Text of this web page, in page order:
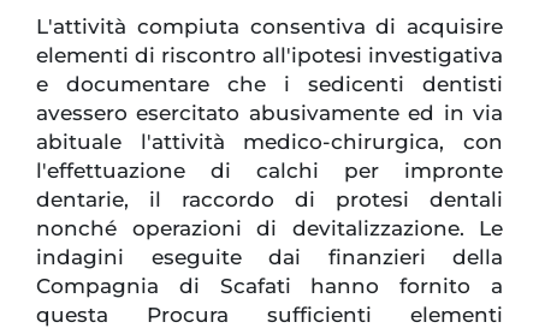
L'attività compiuta consentiva di acquisire
elementi di riscontro all'ipotesi investigativa
e documentare che i sedicenti dentisti
avessero esercitato abusivamente ed in via
abituale l'attività medico-chirurgica, con
l'effettuazione di calchi per impronte
dentarie, il raccordo di protesi dentali
nonché operazioni di devitalizzazione. Le
indagini eseguite dai finanzieri della
Compagnia di Scafati hanno fornito a
questa Procura sufficienti elementi